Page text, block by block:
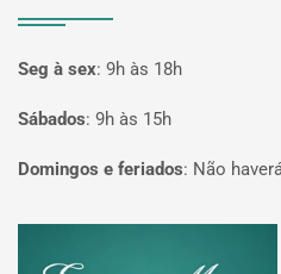
Seg à sex: 9h às 18h
Sábados: 9h às 15h
Domingos e feriados: Não